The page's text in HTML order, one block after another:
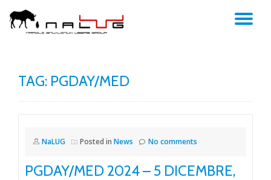
Skip
TAG: PGDAY/MED
NaLUG Posted in News No comments
PGDAY/MED 2024 – 5 DICEMBRE,